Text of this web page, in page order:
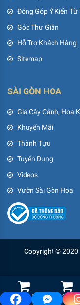
Đóng Góp Ý Kiến Từ
Góc Thư Giãn
Hỗ Trợ Khách Hàng
Sitemap
SÀI GÒN HOA
Giá Cây Cảnh, Hoa
Khuyến Mãi
Thành Tựu
Tuyển Dụng
Videos
Vườn Sài Gòn Hoa
Copyright © 2020
Shop Hoa Tươi Led Cảnh